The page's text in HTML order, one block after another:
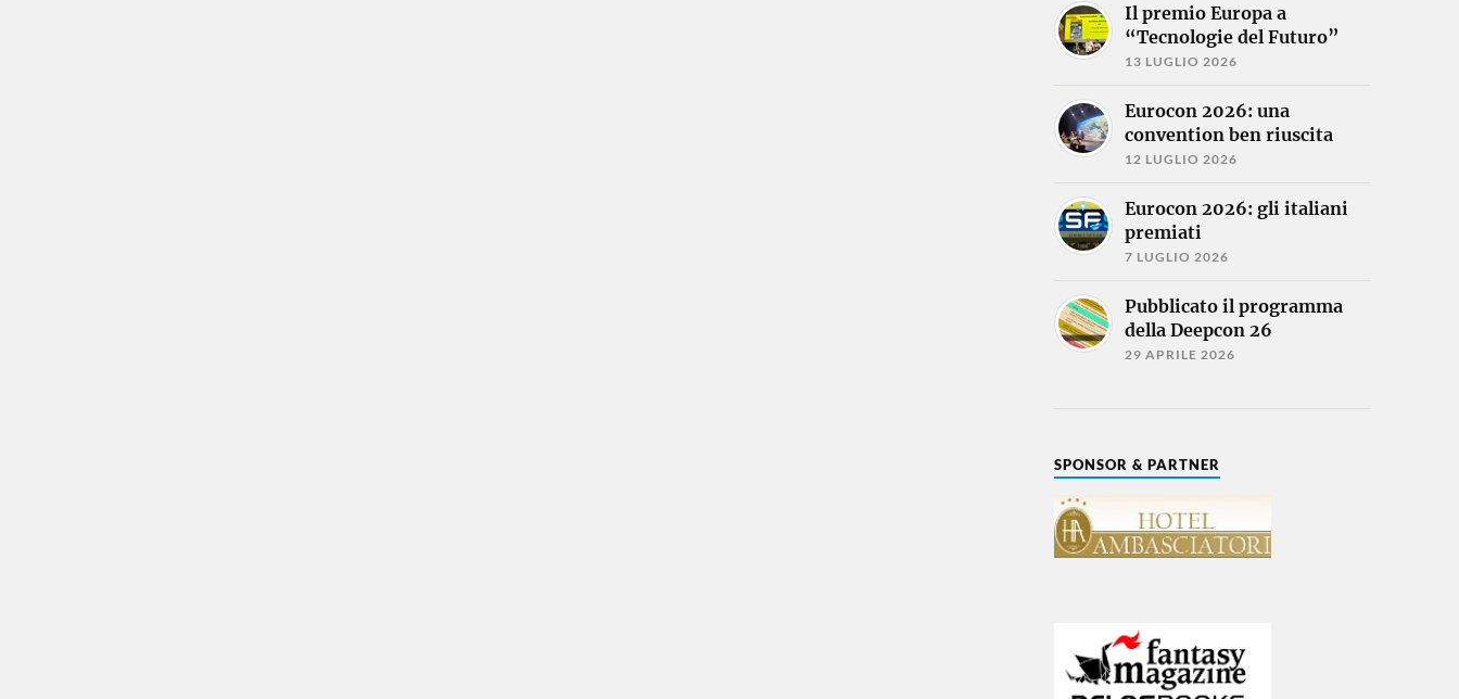
Il premio Europa a
“Tecnologie del Futuro”
13 LUGLIO 2026
Eurocon 2026: una
convention ben riuscita
12 LUGLIO 2026
Eurocon 2026: gli italiani
premiati
7 LUGLIO 2026
Pubblicato il programma
della Deepcon 26
29 APRILE 2026
SPONSOR & PARTNER